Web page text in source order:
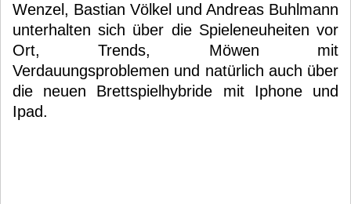
Wenzel, Bastian Völkel und Andreas Buhlmann
unterhalten sich über die Spieleneuheiten vor
Ort, Trends, Möwen mit
Verdauungsproblemen und natürlich auch über
die neuen Brettspielhybride mit Iphone und
Ipad.